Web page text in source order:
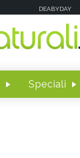
DEABYDAY
Speciali